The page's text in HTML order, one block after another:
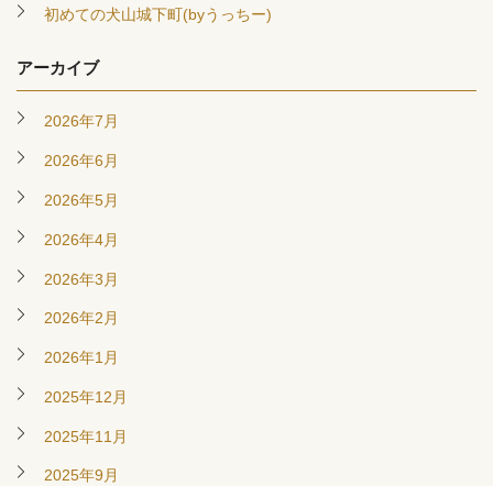
初めての犬山城下町(byうっちー)
アーカイブ
2026年7月
2026年6月
2026年5月
2026年4月
2026年3月
2026年2月
2026年1月
2025年12月
2025年11月
2025年9月